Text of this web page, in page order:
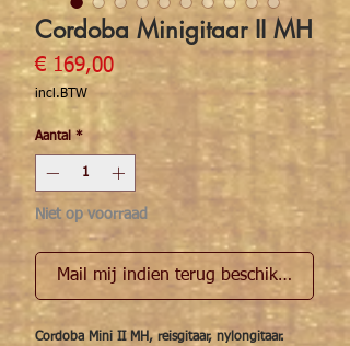
Cordoba Minigitaar II MH
€ 169,00Prijs
incl.BTW
Aantal *
Niet op voorraad
Mail mij indien terug beschikbaar
Cordoba Mini II MH, reisgitaar, nylongitaar.